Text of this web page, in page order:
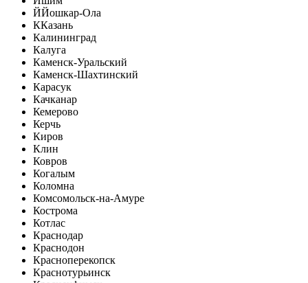
ЙЙошкар-Ола
ККазань
Калининград
Калуга
Каменск-Уральский
Каменск-Шахтинский
Карасук
Качканар
Кемерово
Керчь
Киров
Клин
Ковров
Когалым
Коломна
Комсомольск-на-Амуре
Кострома
Котлас
Краснодар
Краснодон
Красноперекопск
Краснотурьинск